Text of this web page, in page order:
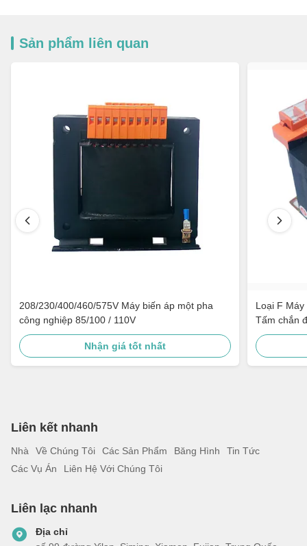
Sản phẩm liên quan
208/230/400/460/575V Máy biến áp một pha
công nghiệp 85/100 / 110V
Nhận giá tốt nhất
Loại F
Tấm chắn
Liên kết nhanh
Nhà Về Chúng Tôi Các Sản Phẩm Băng Hình
Tin Tức
Các Vụ Án
Liên Hệ Với Chúng Tôi
Liên lạc nhanh
Địa chỉ